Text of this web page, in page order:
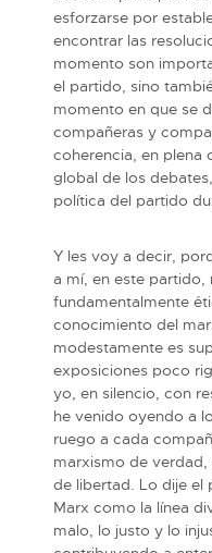
esforzarse por
encontrar las
momento son
el partido, sino
momento en que se
compañeras y
coherencia, en plena
global de los
política del partido
Y les voy a decir,
a mí, en este partido,
fundamentalmente
conocimiento del
modestamente es
exposiciones poco
yo, en silencio, con
he venido oyendo a
ruego a cada
marxismo de
de libertad. Lo dije el
Marx como la línea
malo, lo justo y lo